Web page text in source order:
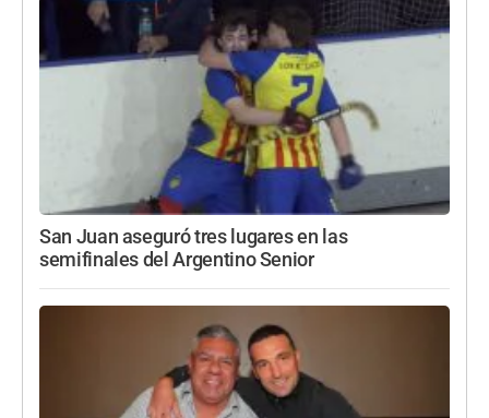
San Juan aseguró tres lugares en las
semifinales del Argentino Senior